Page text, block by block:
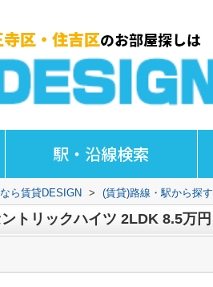
駅・沿線検索
ら賃貸DESIGN > (賃貸)路線・駅から探す
トリックハイツ 2LDK 8.5万円